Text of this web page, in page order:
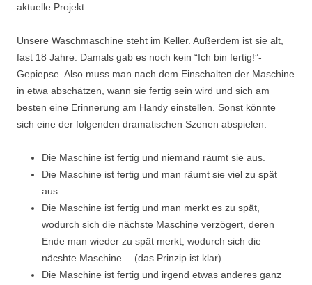
aktuelle Projekt:
Unsere Waschmaschine steht im Keller. Außerdem ist sie alt,
fast 18 Jahre. Damals gab es noch kein “Ich bin fertig!”-
Gepiepse. Also muss man nach dem Einschalten der Maschine
in etwa abschätzen, wann sie fertig sein wird und sich am
besten eine Erinnerung am Handy einstellen. Sonst könnte
sich eine der folgenden dramatischen Szenen abspielen:
Die Maschine ist fertig und niemand räumt sie aus.
Die Maschine ist fertig und man räumt sie viel zu spät
aus.
Die Maschine ist fertig und man merkt es zu spät,
wodurch sich die nächste Maschine verzögert, deren
Ende man wieder zu spät merkt, wodurch sich die
näcshte Maschine… (das Prinzip ist klar).
Die Maschine ist fertig und irgend etwas anderes ganz